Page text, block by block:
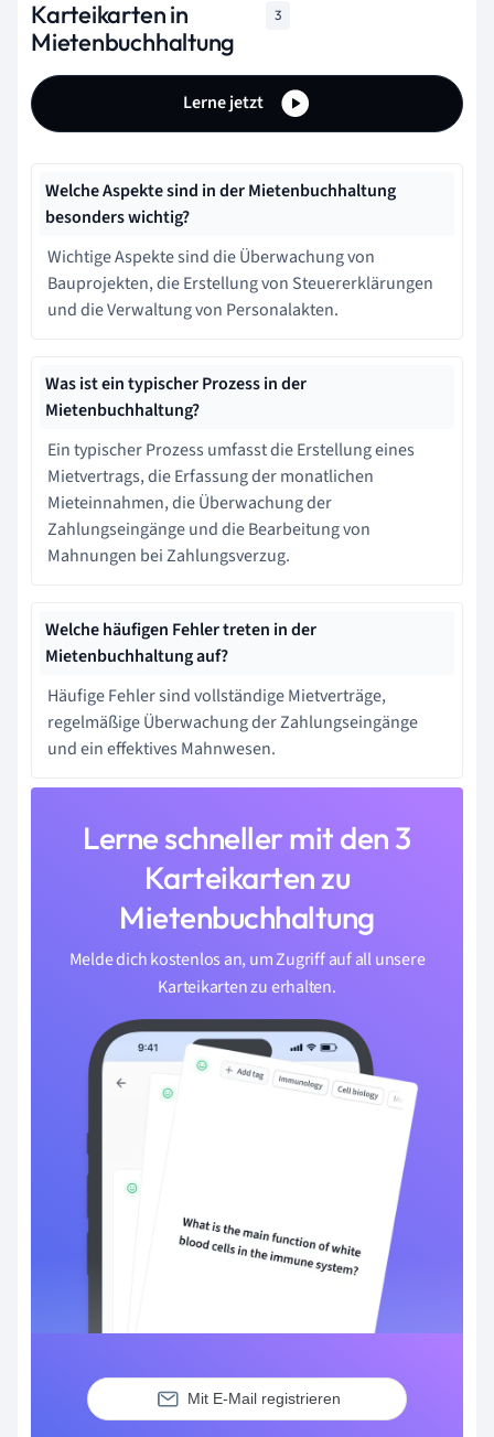
Karteikarten in
Mietenbuchhaltung
3
Lerne jetzt
Welche Aspekte sind in der Mietenbuchhaltung
besonders wichtig?
Wichtige Aspekte sind die Überwachung von
Bauprojekten, die Erstellung von Steuererklärungen
und die Verwaltung von Personalakten.
Was ist ein typischer Prozess in der
Mietenbuchhaltung?
Ein typischer Prozess umfasst die Erstellung eines
Mietvertrags, die Erfassung der monatlichen
Mieteinnahmen, die Überwachung der
Zahlungseingänge und die Bearbeitung von
Mahnungen bei Zahlungsverzug.
Welche häufigen Fehler treten in der
Mietenbuchhaltung auf?
Häufige Fehler sind vollständige Mietverträge,
regelmäßige Überwachung der Zahlungseingänge
und ein effektives Mahnwesen.
Lerne schneller mit den 3
Karteikarten zu
Mietenbuchhaltung
Melde dich kostenlos an, um Zugriff auf all unsere
Karteikarten zu erhalten.
Mit E-Mail registrieren